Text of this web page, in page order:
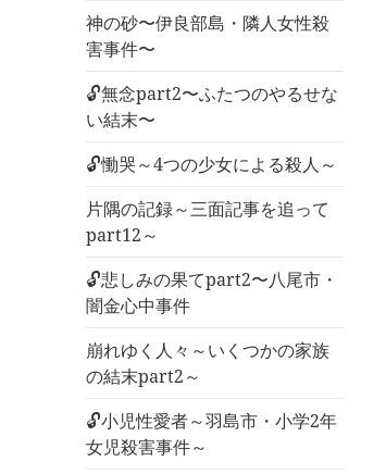
神の砂〜伊良部島・隣人女性殺
害事件〜
🔓無念part2〜ふたつのやるせな
い結末〜
🔓慟哭～4つの少女による殺人～
片隅の記録～三面記事を追って
part12～
🔓悲しみの果てpart2〜八尾市・
闇金心中事件
崩れゆく人々～いくつかの家族
の結末part2～
🔓小児性愛者～羽島市・小学2年
女児殺害事件～